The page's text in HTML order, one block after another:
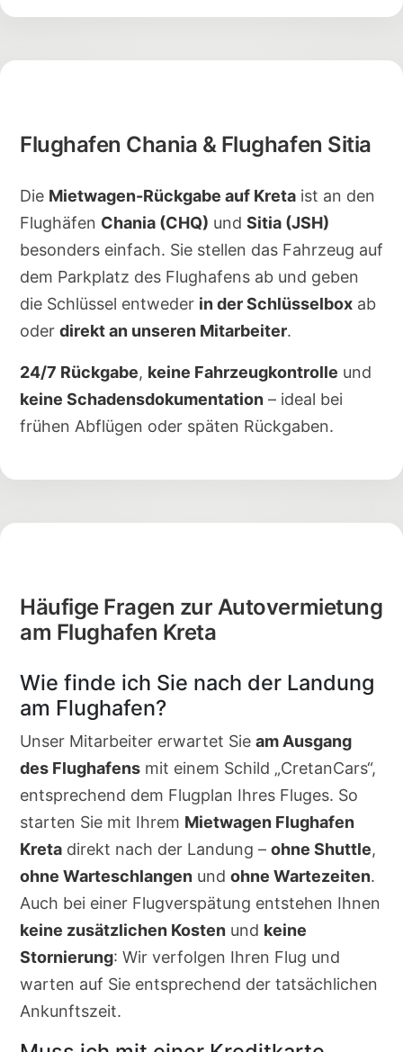
Flughafen Chania & Flughafen Sitia
Die Mietwagen-Rückgabe auf Kreta ist an den
Flughäfen Chania (CHQ) und Sitia (JSH)
besonders einfach. Sie stellen das Fahrzeug auf
dem Parkplatz des Flughafens ab und geben
die Schlüssel entweder in der Schlüsselbox ab
oder direkt an unseren Mitarbeiter.
24/7 Rückgabe, keine Fahrzeugkontrolle und
keine Schadensdokumentation – ideal bei
frühen Abflügen oder späten Rückgaben.
Häufige Fragen zur Autovermietung
am Flughafen Kreta
Wie finde ich Sie nach der Landung
am Flughafen?
Unser Mitarbeiter erwartet Sie am Ausgang
des Flughafens mit einem Schild „CretanCars“,
entsprechend dem Flugplan Ihres Fluges. So
starten Sie mit Ihrem Mietwagen Flughafen
Kreta direkt nach der Landung – ohne Shuttle,
ohne Warteschlangen und ohne Wartezeiten.
Auch bei einer Flugverspätung entstehen Ihnen
keine zusätzlichen Kosten und keine
Stornierung: Wir verfolgen Ihren Flug und
warten auf Sie entsprechend der tatsächlichen
Ankunftszeit.